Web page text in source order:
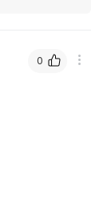
0